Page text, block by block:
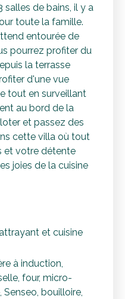
de bains, il y a
toute la famille.
entourée de
pourrez profiter du
la terrasse
d'une vue
tout en surveillant
au bord de la
et passez des
cette villa où tout
et votre détente
joies de la cuisine
et cuisine
à induction,
four, micro-
bouilloire,